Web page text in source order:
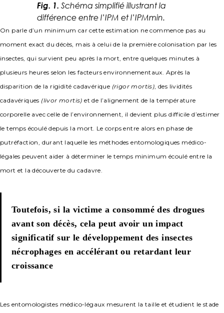
Fig. 1. Schéma simplifié illustrant la
différence entre l’IPM et l’IPMmin.
On parle d’un minimum car cette estimation ne commence pas au
moment exact du décès, mais à celui de la première colonisation par les
insectes, qui survient peu après la mort, entre quelques minutes à
plusieurs heures selon les facteurs environnementaux. Après la
disparition de la rigidité cadavérique (rigor mortis), des lividités
cadavériques (livor mortis) et de l’alignement de la température
corporelle avec celle de l’environnement, il devient plus difficile d’estimer
le temps écoulé depuis la mort. Le corps entre alors en phase de
putréfaction, durant laquelle les méthodes entomologiques médico-
légales peuvent aider à déterminer le temps minimum écoulé entre la
mort et la découverte du cadavre.
Toutefois, si la victime a consommé des drogues
avant son décès, cela peut avoir un impact
significatif sur le développement des insectes
nécrophages en accélérant ou retardant leur
croissance
Les entomologistes médico-légaux mesurent la taille et étudient le stade